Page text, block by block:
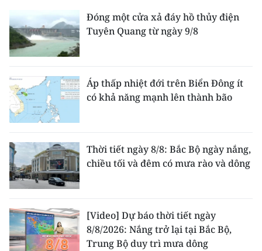
Đóng một cửa xả đáy hồ thủy điện
Tuyên Quang từ ngày 9/8
Áp thấp nhiệt đới trên Biển Đông ít
có khả năng mạnh lên thành bão
Thời tiết ngày 8/8: Bắc Bộ ngày nắng,
chiều tối và đêm có mưa rào và dông
[Video] Dự báo thời tiết ngày
8/8/2026: Nắng trở lại tại Bắc Bộ,
Trung Bộ duy trì mưa dông